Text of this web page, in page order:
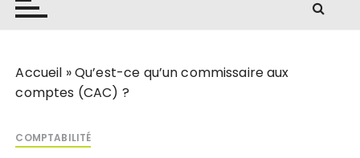
Accueil »Qu’est-ce qu’un commissaire aux
comptes (CAC) ?
COMPTABILITÉ